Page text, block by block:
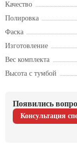
Качество
Полировка
Фаска
Изготовление
Вес комплекта
Высота с тумбой
Появились
Консультация